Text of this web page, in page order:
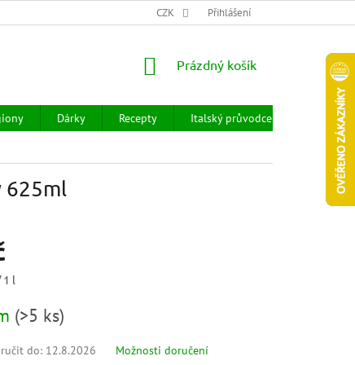
HODNOCENÍ OBCHODU OBCHODNÍ PODMÍNKY
CZK Přihlášení
NÁKUPNÍ
Prázdný košík
Dárky Recepty Italský průvodce
Prodejny
625ml
1 l
(>5 ks)
do: 12.8.2026 Možnosti doručení